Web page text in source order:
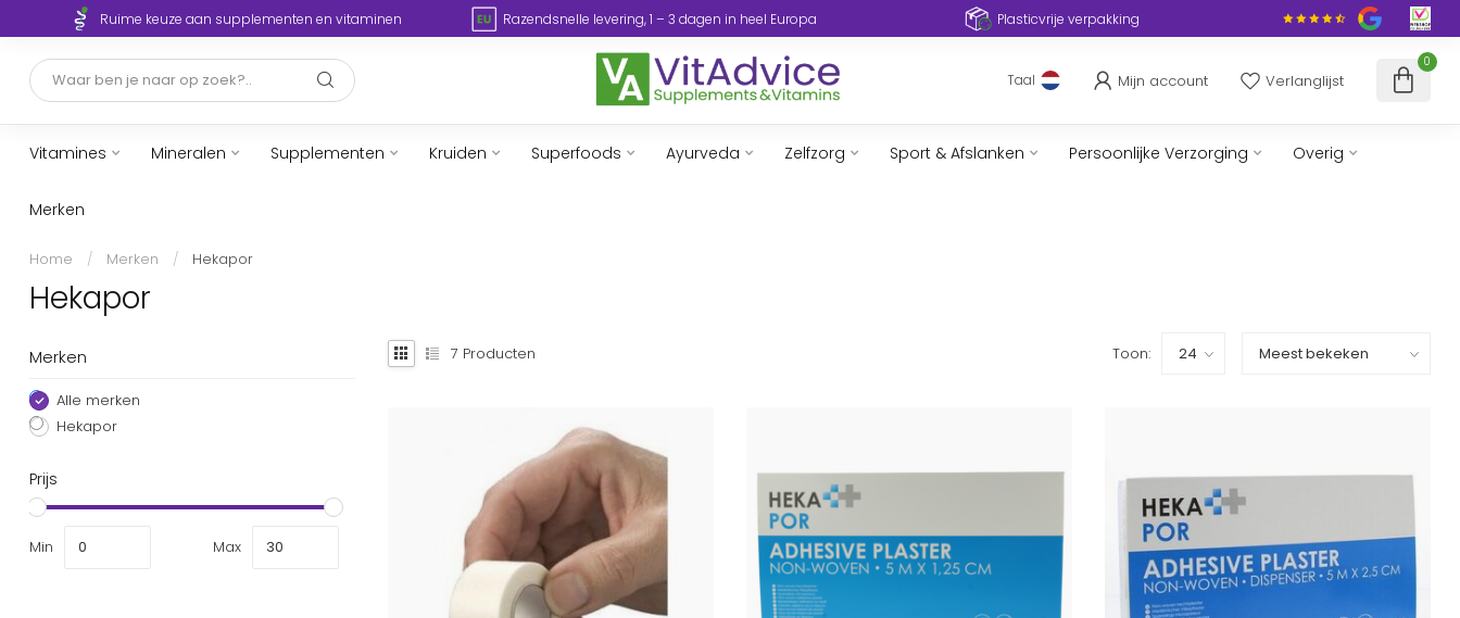
Ruime keuze aan supplementen en vitaminen Razendsnelle levering, 1 – 3 dagen in heel Europa Plasticvrije verpakking
Taal Mijn account Verlanglijst
0
Vitamines Mineralen Supplementen Kruiden Superfoods Ayurveda Zelfzorg Sport & Afslanken Persoonlijke Verzorging Overig
Merken
Home / Merken / Hekapor
Hekapor
Merken
Alle merken
Hekapor
Prijs
Min Max
7 Producten Toon: